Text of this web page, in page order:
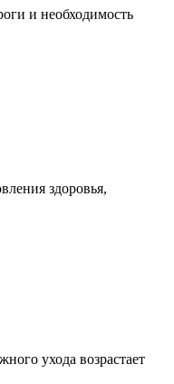
и необходимость
здоровья,
ухода возрастает